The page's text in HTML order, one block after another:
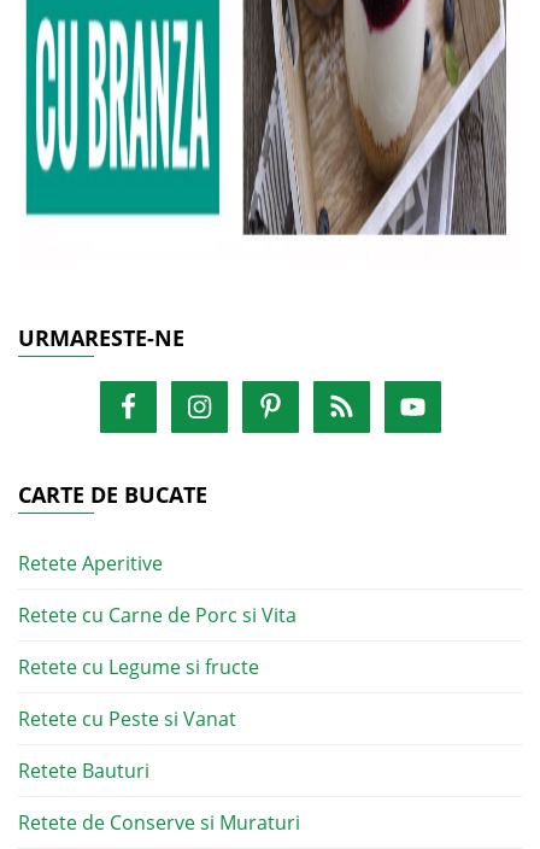
URMARESTE-NE
CARTE DE BUCATE
Retete Aperitive
Retete cu Carne de Porc si Vita
Retete cu Legume si fructe
Retete cu Peste si Vanat
Retete Bauturi
Retete de Conserve si Muraturi